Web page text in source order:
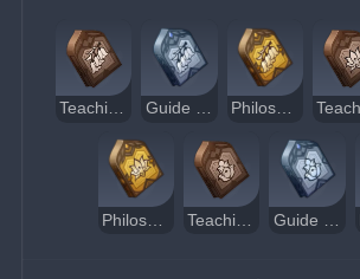
Teachings of Admonition Guide to Admonition Philosophies of Admonition